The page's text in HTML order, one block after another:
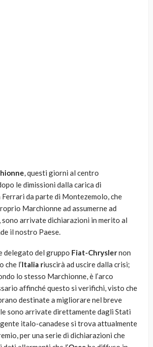
, questi giorni al centro
le dimissioni dalla carica di
da parte di Montezemolo, che
Marchionne ad assumerne ad
sono arrivate dichiarazioni in merito al
il nostro Paese.
delegato del gruppo Fiat-Chryslernon
che l’Italia riuscirà ad uscire dalla crisi;
lo stesso Marchionne, è l’arco
affinché questo si verifichi, visto che
destinate a migliorare nel breve
sono arrivate direttamente dagli Stati
italo-canadese si trova attualmente
per una serie di dichiarazioni che